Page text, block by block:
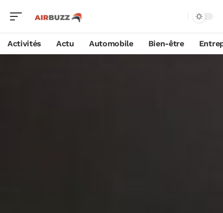
Activités Actu Automobile Bien-être